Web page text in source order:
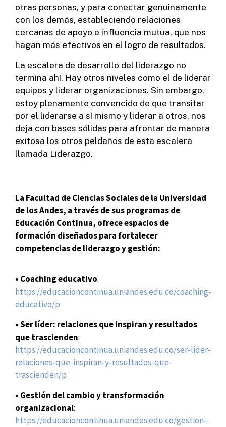
otras personas, y para conectar genuinamente
con los demás, estableciendo relaciones
cercanas de apoyo e influencia mutua, que nos
hagan más efectivos en el logro de resultados.
La escalera de desarrollo del liderazgo no
termina ahí. Hay otros niveles como el de liderar
equipos y liderar organizaciones. Sin embargo,
estoy plenamente convencido de que transitar
por el liderarse a sí mismo y liderar a otros, nos
deja con bases sólidas para afrontar de manera
exitosa los otros peldaños de esta escalera
llamada Liderazgo.
La Facultad de Ciencias Sociales de la Universidad
de los Andes, a través de sus programas de
Educación Continua, ofrece espacios de
formación diseñados para fortalecer
competencias de liderazgo y gestión:
• Coaching educativo:
https://educacioncontinua.uniandes.edu.co/coaching-
educativo/p
• Ser líder: relaciones que inspiran y resultados
que trascienden:
https://educacioncontinua.uniandes.edu.co/ser-lider-
relaciones-que-inspiran-y-resultados-que-
trascienden/p
• Gestión del cambio y transformación
organizacional:
https://educacioncontinua.uniandes.edu.co/gestion-